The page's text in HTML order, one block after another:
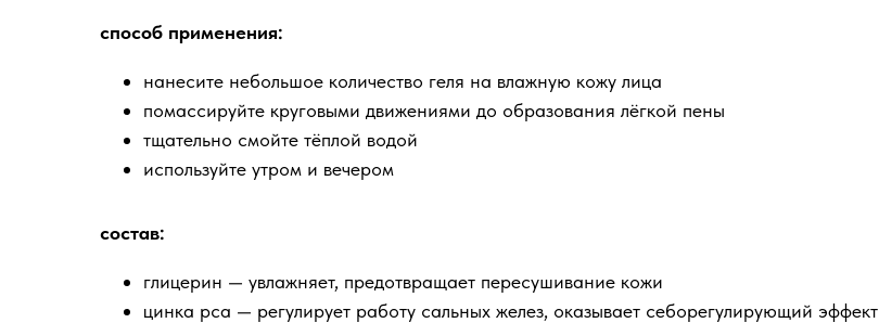
способ применения:
нанесите небольшое количество геля на влажную кожу лица
помассируйте круговыми движениями до образования лёгкой пены
тщательно смойте тёплой водой
используйте утром и вечером
состав:
глицерин — увлажняет, предотвращает пересушивание кожи
цинка pca — регулирует работу сальных желез, оказывает себорегулирующий эффект